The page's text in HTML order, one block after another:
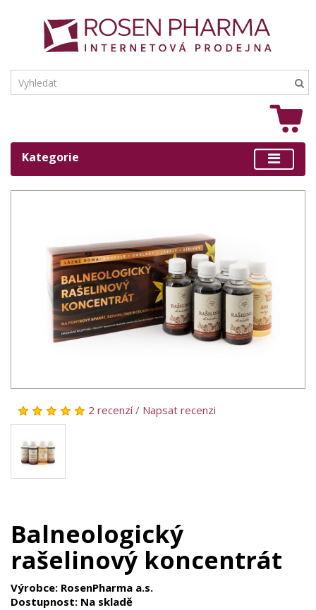
Kategorie
2 recenzí/ Napsat recenzi
Balneologický
rašelinový koncentrát
Výrobce: RosenPharma a.s.
Dostupnost: Na skladě